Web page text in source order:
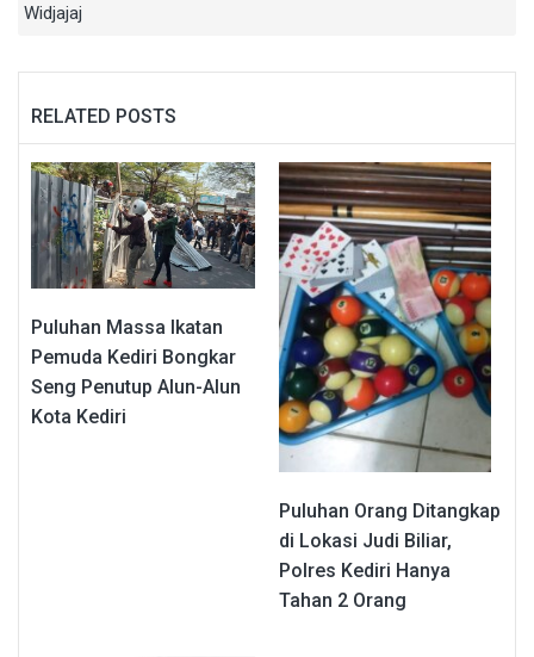
Widjajaj
RELATED POSTS
Puluhan Massa Ikatan
Pemuda Kediri Bongkar
Seng Penutup Alun-Alun
Kota Kediri
Puluhan Orang Ditangkap
di Lokasi Judi Biliar,
Polres Kediri Hanya
Tahan 2 Orang